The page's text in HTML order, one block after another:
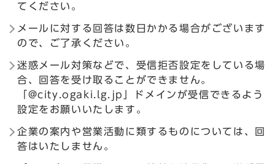
てください。
メールに対する回答は数日かかる場合がございます
ので、ご了承ください。
迷惑メール対策などで、受信拒否設定をしている場
合、回答を受け取ることができません。
「@city.ogaki.lg.jp」ドメインが受信できるよう
設定をお願いいたします。
企業の案内や営業活動に類するものについては、回
答はいたしません。